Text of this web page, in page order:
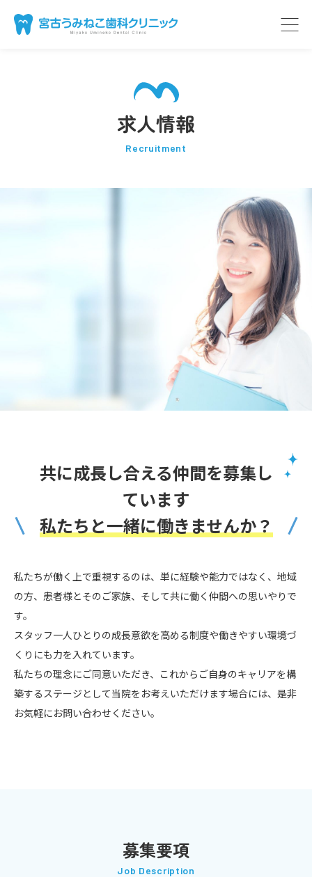
求人情報
Recruitment
共に成長し合える仲間を募集し
ています
私たちと一緒に働きませんか？
私たちが働く上で重視するのは、単に経験や能力ではなく、地域
の方、患者様とそのご家族、そして共に働く仲間への思いやりで
す。
スタッフ一人ひとりの成長意欲を高める制度や働きやすい環境づ
くりにも力を入れています。
私たちの理念にご同意いただき、これからご自身のキャリアを構
築するステージとして当院をお考えいただけます場合には、是非
お気軽にお問い合わせください。
募集要項
Job Description